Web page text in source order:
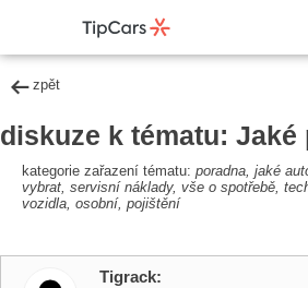
zpět
diskuze k tématu: Jaké
kategorie zařazení tématu: poradna, jaké
vybrat, servisní náklady, vše o spotřebě,
vozidla, osobní, pojištění
Tigrack